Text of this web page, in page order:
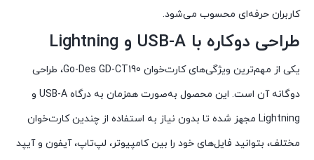
کاربران حرفه‌ای محسوب می‌شود.
طراحی دوکاره با USB-A و Lightning
یکی از مهم‌ترین ویژگی‌های کارت‌خوان Go-Des GD-CT190، طراحی
دوگانه آن است. این محصول به‌صورت همزمان به درگاه USB-A و
Lightning مجهز شده تا بدون نیاز به استفاده از چندین کارت‌خوان
مختلف، بتوانید فایل‌های خود را بین کامپیوتر، لپ‌تاپ، آیفون و آیپد